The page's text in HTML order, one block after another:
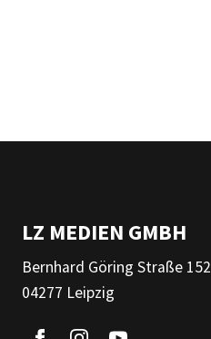
LZ MEDIEN GMBH
Bernhard Göring Straße 152
04277 Leipzig